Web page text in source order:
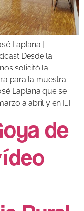
Laplana |
Desde la
solicitó la
para la muestra
Laplana que se
a abril y en […]
de